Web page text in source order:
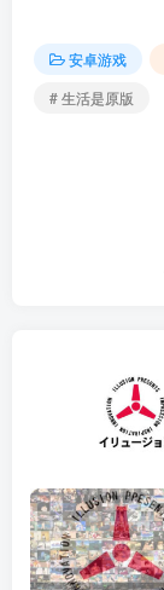
安卓游戏
# 生活是原版